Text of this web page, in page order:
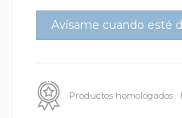
Productos homologados